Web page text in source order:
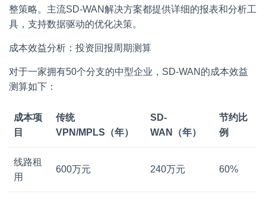
整策略。主流SD-WAN解决方案都提供详细的报表和分析工
具，支持数据驱动的优化决策。
成本效益分析：投资回报周期测算
对于一家拥有50个分支的中型企业，SD-WAN的成本效益
测算如下：
成本项
目
传统
VPN/MPLS（年）
SD-
WAN（年）
节约比
例
线路租
用
600万元 240万元 60%